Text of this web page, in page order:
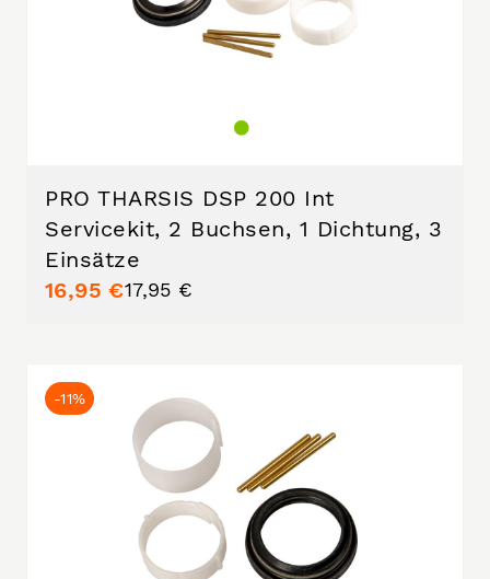
PRO THARSIS DSP 200 Int
Servicekit, 2 Buchsen, 1 Dichtung, 3
Einsätze
16,95 €17,95 €
-11%